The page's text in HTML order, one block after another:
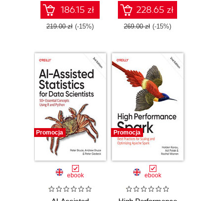
186.15 zł
219.00 zł (-15%)
228.65 zł
269.00 zł (-15%)
Promocja
ebook
Promocja
ebook